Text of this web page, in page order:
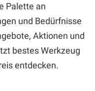
Palette an
und Bedürfnisse
Aktionen und
bestes Werkzeug
entdecken.